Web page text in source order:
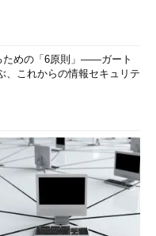
ための「6原則」――ガート
、これからの情報セキュリテ